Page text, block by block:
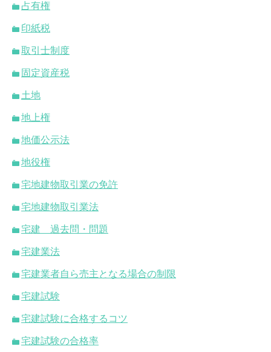
占有権
印紙税
取引士制度
固定資産税
土地
地上権
地価公示法
地役権
宅地建物取引業の免許
宅地建物取引業法
宅建 過去問・問題
宅建業法
宅建業者自ら売主となる場合の制限
宅建試験
宅建試験に合格するコツ
宅建試験の合格率